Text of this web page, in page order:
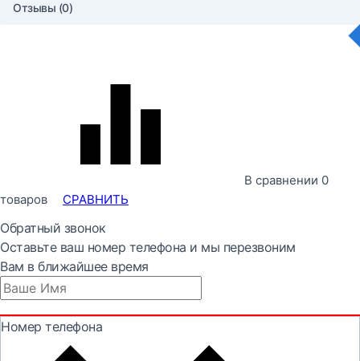
Отзывы (0)
В сравнении 0
товаров
СРАВНИТЬ
Обратный звонок
Оставьте ваш номер телефона и мы перезвоним
Вам в ближайшее время
Номер телефона